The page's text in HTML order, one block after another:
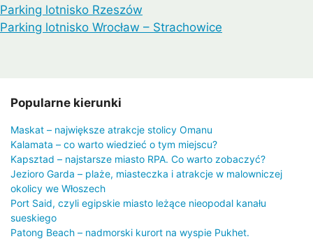
Parking lotnisko Rzeszów
Parking lotnisko Wrocław – Strachowice
Popularne kierunki
Maskat – największe atrakcje stolicy Omanu
Kalamata – co warto wiedzieć o tym miejscu?
Kapsztad – najstarsze miasto RPA. Co warto zobaczyć?
Jezioro Garda – plaże, miasteczka i atrakcje w malowniczej
okolicy we Włoszech
Port Said, czyli egipskie miasto leżące nieopodal kanału
sueskiego
Patong Beach – nadmorski kurort na wyspie Pukhet.